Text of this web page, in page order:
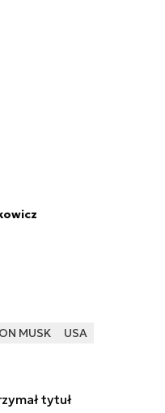
MUSK
USA
tytuł